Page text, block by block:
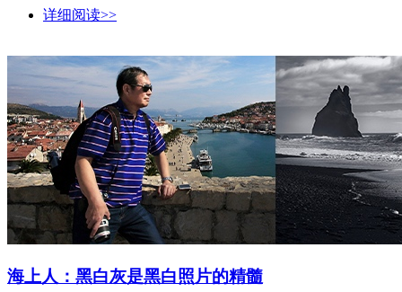
详细阅读>>
海上人：黑白灰是黑白照片的精髓